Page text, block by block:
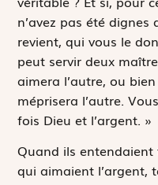
n’avez pas été
revient, qui vous le
peut servir deux
aimera l’autre, ou
méprisera l’autre.
fois Dieu et l’argent. »
Quand ils
qui aimaient l’argent,